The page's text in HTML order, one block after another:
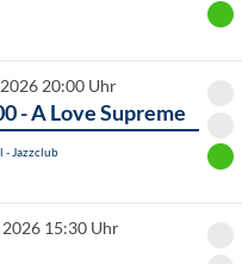
20:00 Uhr
- A Love Supreme
- Jazzclub
2026 15:30 Uhr